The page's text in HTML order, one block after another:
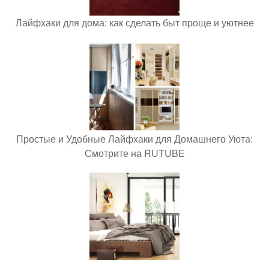
Лайфхаки для дома: как сделать быт проще и уютнее
Простые и Удобные Лайфхаки для Домашнего Уюта:
Смотрите на RUTUBE